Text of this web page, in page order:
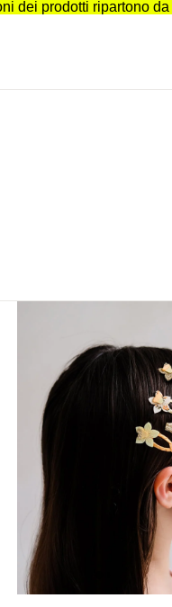
dei prodotti ripartono